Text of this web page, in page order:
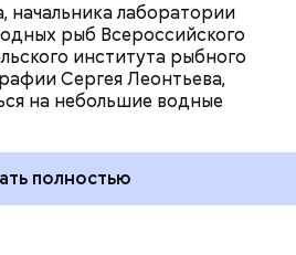
начальника лаборатории
рыб Всероссийского
института рыбного
Сергея Леонтьева,
на небольшие водные
полностью
и часам нужно
ведь все эти оценки
предположения
кому-то выгодны,